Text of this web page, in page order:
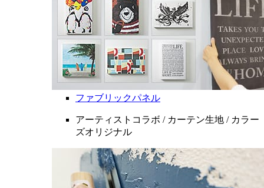
ファブリックパネル
アーティストコラボ / カーテン生地 / カラー
ズオリジナル